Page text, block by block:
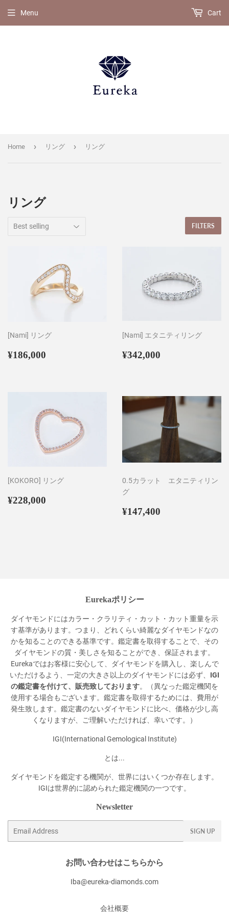
Menu Cart
Home › リング › リング
リング
FILTERS
[Nami] リング
Regular
¥186,000
[Nami] エタニティリング
Regular
¥342,000
[KOKORO] リング
Regular
¥228,000
0.5カラット エタニティリン
グ
Regular
¥147,400
Eurekaポリシー
ダイヤモンドにはカラー・クラリティ・カット・カット重量を示
す基準があります。つまり、どれくらい綺麗なダイヤモンドなの
かを知ることのできる基準です。鑑定書を取得することで、その
ダイヤモンドの質・美しさを知ることができ、保証されます。
Eurekaではお客様に安心して、ダイヤモンドを購入し、楽しんで
いただけるよう、一定の大きさ以上のダイヤモンドには必ず、 IGI
の鑑定書を付けて、販売致しております。（異なった鑑定機関を
使用する場合もございます。鑑定書を取得するためには、費用が
発生致します。鑑定書のないダイヤモンドに比べ、価格が少し高
くなりますが、ご理解いただければ、幸いです。）
IGI(International Gemological Institute)
とは...
ダイヤモンドを鑑定する機関が、世界にはいくつか存在します。
IGIは世界的に認められた鑑定機関の一つです。
Newsletter
SIGN UP
お問い合わせはこちらから
Iba@eureka-diamonds.com
会社概要